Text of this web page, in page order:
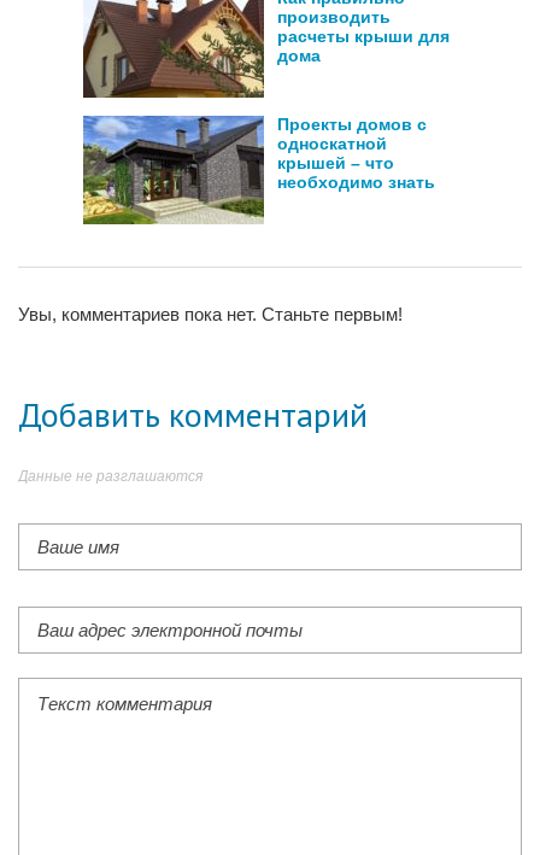
производить
расчеты крыши для
дома
Проекты домов с
односкатной
крышей – что
необходимо знать
Увы, комментариев пока нет. Станьте первым!
Добавить комментарий
Данные не разглашаются